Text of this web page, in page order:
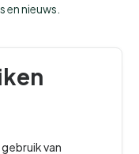
van
nieuws.